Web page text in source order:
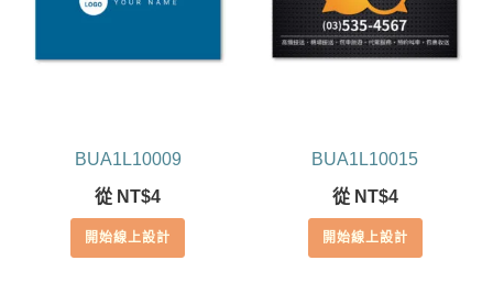
BUA1L10009
從 NT$4
開始線上設計
BUA1L10015
從 NT$4
開始線上設計